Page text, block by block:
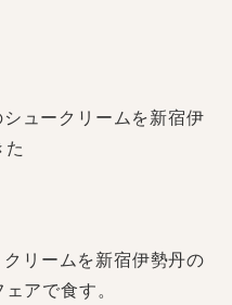
シュークリームを新宿伊
リームを新宿伊勢丹の
アで食す。